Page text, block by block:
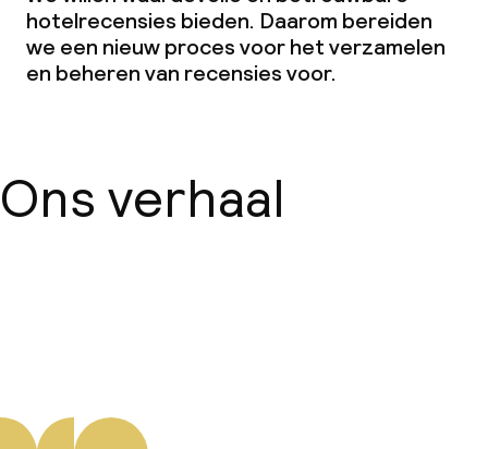
hotelrecensies bieden. Daarom bereiden
we een nieuw proces voor het verzamelen
en beheren van recensies voor.
Ons verhaal